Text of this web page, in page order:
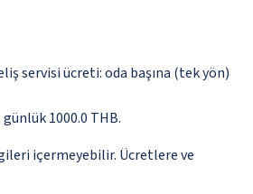
servisi ücreti: oda başına (tek yön)
1000.0 THB.
içermeyebilir. Ücretlere ve